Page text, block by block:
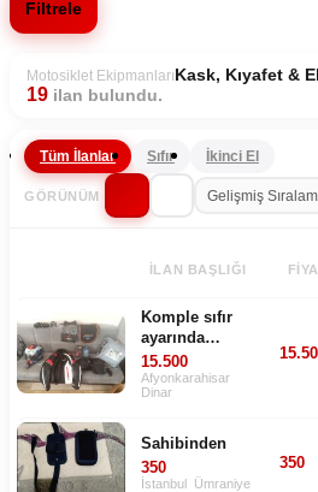
Filtrele
Motosiklet Ekipmanları Kask, Kıyafet &
19 ilan bulundu.
Tüm İlanlar Sıfır İkinci El
GÖRÜNÜM
İLAN BAŞLIĞI
Komple sıfır
ayarında
ekipman
15.500
Afyonkarahisar
Dinar
Sahibinden
350
İstanbul Ümraniye
350